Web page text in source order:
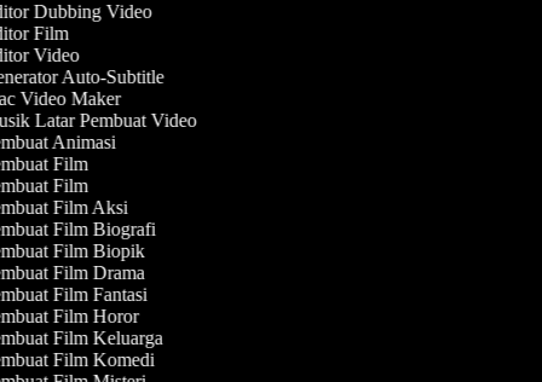
Dubbing Video
Film
Video
Auto-Subtitle
Video Maker
Latar Pembuat Video
Animasi
Film
Film
Film Aksi
Film Biografi
Film Biopik
Film Drama
Film Fantasi
Film Horor
Film Keluarga
Film Komedi